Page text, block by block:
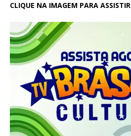
CLIQUE NA IMAGEM PARA ASSISTIR